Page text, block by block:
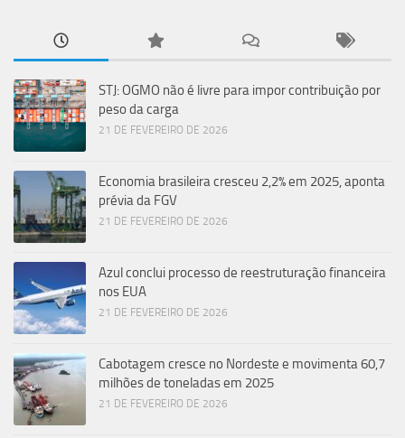
STJ: OGMO não é livre para impor contribuição por
peso da carga
21 DE FEVEREIRO DE 2026
Economia brasileira cresceu 2,2% em 2025, aponta
prévia da FGV
21 DE FEVEREIRO DE 2026
Azul conclui processo de reestruturação financeira
nos EUA
21 DE FEVEREIRO DE 2026
Cabotagem cresce no Nordeste e movimenta 60,7
milhões de toneladas em 2025
21 DE FEVEREIRO DE 2026